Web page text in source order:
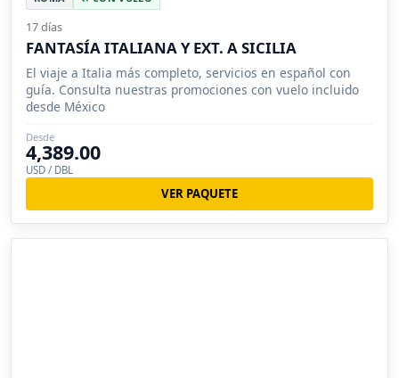
17 días
FANTASÍA ITALIANA Y EXT. A SICILIA
El viaje a Italia más completo, servicios en español con
guía. Consulta nuestras promociones con vuelo incluido
desde México
Desde
4,389.00
USD / DBL
VER PAQUETE